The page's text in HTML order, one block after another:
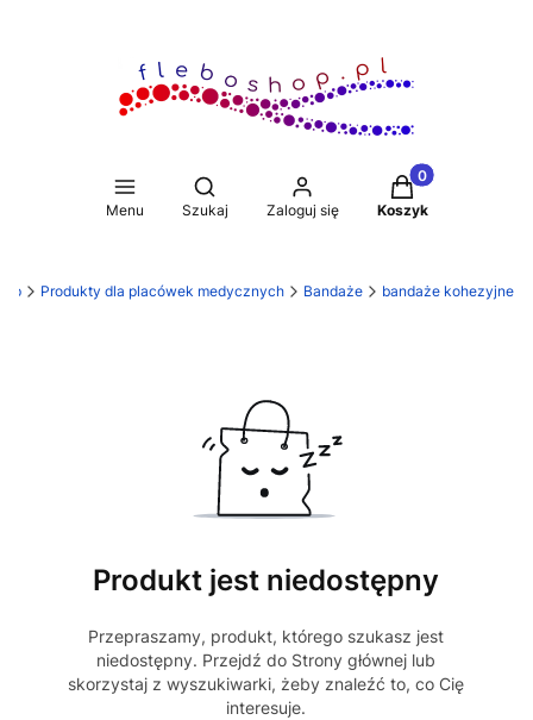
Menu
Otwórz wyszukiwarkę
Szukaj Zaloguj się
Produkty w
Koszyk
Produkty dla placówek medycznych Bandaże bandaże kohezyjne
Produkt jest niedostępny
Przepraszamy, produkt, którego szukasz jest
niedostępny. Przejdź do Strony głównej lub
skorzystaj z wyszukiwarki, żeby znaleźć to, co Cię
interesuje.